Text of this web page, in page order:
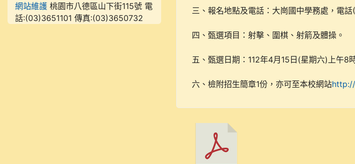
三、報名地點及電話：大崗國中學務處，電話
四、甄選項目：射擊、圍棋、射箭及體操。
五、甄選日期： 112年4月 15 日 (星期六) 上午8
六、檢附招生簡章1份，亦可至本校網站
網站維護 桃園市八德區山下街115號 電
話:(03)3651101 傳真:(03)3650732